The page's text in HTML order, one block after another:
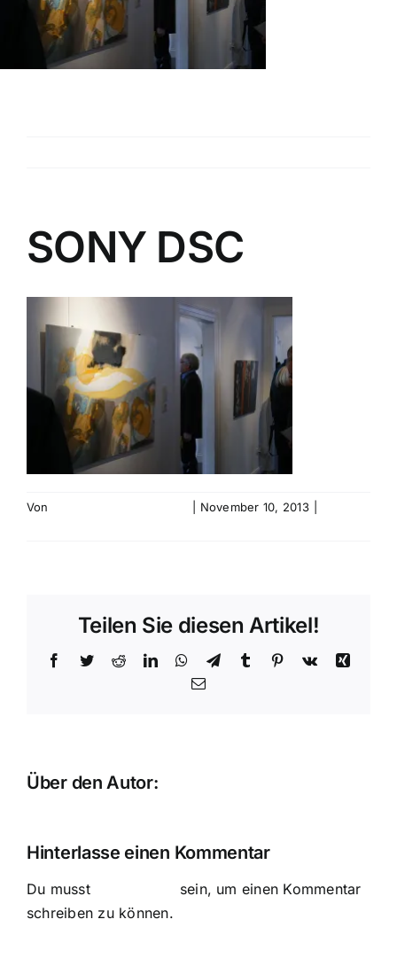
PAVILLON
SONY DSC
Von November 10, 2013
Teilen Sie diesen Artikel!
Facebook
TwitterRedditLinkedInWhatsApp
TelegramTumblr Pinterest
Vk
Xing
E-
Über den Autor:
Hinterlasse einen Kommentar
Du musst
sein, um einen Kommentar
schreiben zu können.